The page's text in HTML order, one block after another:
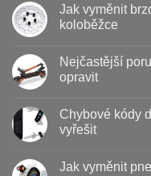
u
textu
s
koloběžky
–
kdy
jak
prodloužit
životnost
Jak vyměnit
koloběžce
u
textu
s
vyměnit
brzdové
destičky
na
Nejčastější
opravit
u
textu
s
poruchy
Chybové kódy
vyřešit
uJak vyměnit